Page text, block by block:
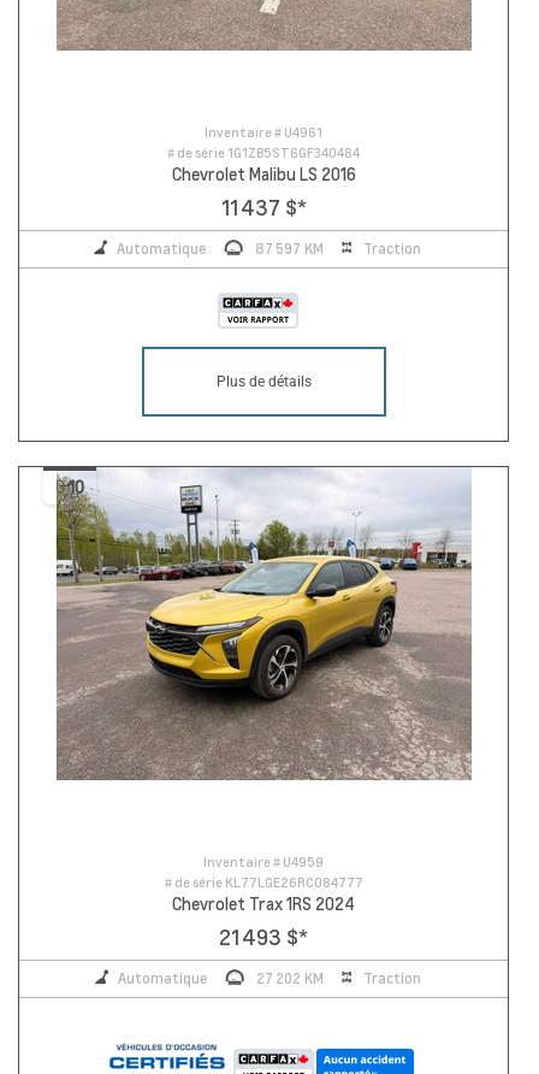
Inventaire # U4961
# de série 1G1ZB5ST6GF340484
Chevrolet Malibu LS 2016
11 437 $*
Automatique 87 597 KM Traction
Plus de détails
10
Inventaire # U4959
# de série KL77LGE26RC084777
Chevrolet Trax 1RS 2024
21 493 $*
Automatique 27 202 KM Traction